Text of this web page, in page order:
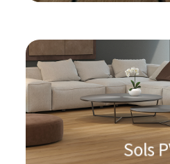
Sols
Les lames PVC
moderne et pratique
sols. Grâce à leur
pose flottante,